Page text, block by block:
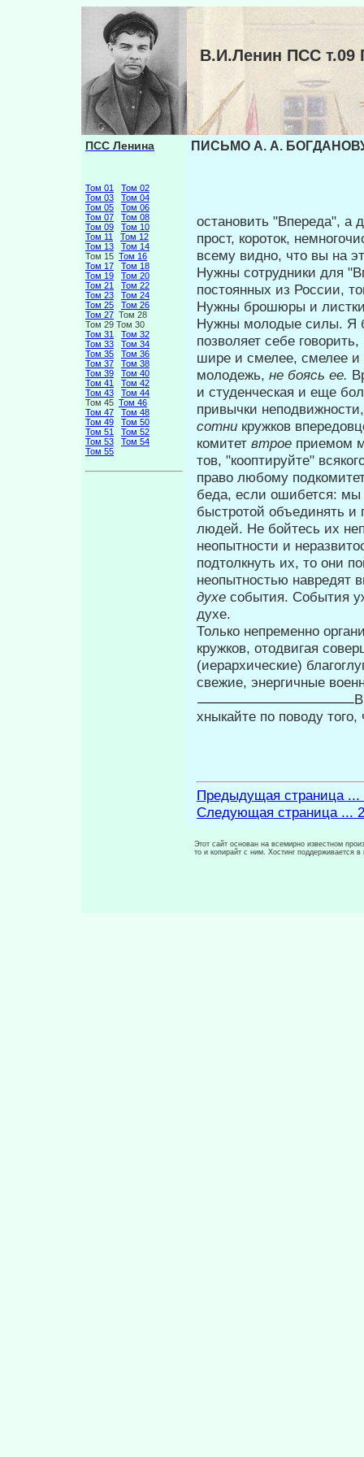
В.И.Ленин ПСС
ПСС Ленина
Том 01
Том 02
Том 03
Том 04
Том 05
Том 06
Том 07
Том 08
Том 09
Том 10
Том 11
Том 12
Том 13
Том 14
Том 15 Том 16
Том 17
Том 18
Том 19
Том 20
Том 21
Том 22
Том 23
Том 24
Том 25
Том 26
Том 27 Том 28
Том 29 Том 30
Том 31
Том 32
Том 33
Том 34
Том 35
Том 36
Том 37
Том 38
Том 39
Том 40
Том 41
Том 42
Том 43
Том 44
Том 45 Том 46
Том 47
Том 48
Том 49
Том 50
Том 51
Том 52
Том 53
Том 54
Том 55
ПИСЬМО А. А. БОГДАНОВУ
остановить "Впереда", а
прост, коро­ток,
всему видно, что вы на
Нужны сотрудники для
постоянных из России,
Нужны брошюры и
Нужны молодые силы. Я
позво­ляет себе
шире и смелее, смелее
молодежь, не боясь ее.
и студенческая и еще
привычки
сотни кружков
комитет втрое приемом
тов, "кооптируйте"
право любому
беда, если ошибется: мы
быстротой объеди­нять и
людей. Не бойтесь их
неопытности и
подтолкнуть их, то они
неопытностью навредят
духе события. События
духе.
Только непременно
круж­ков, отодвигая
(иерархические)
свежие, энергичные
хныкайте по поводу
Предыдущая страница ...
Следующая страница ...
Этот сайт основан на всемирно известном
то и копирайт с ним. Хостинг поддерживается